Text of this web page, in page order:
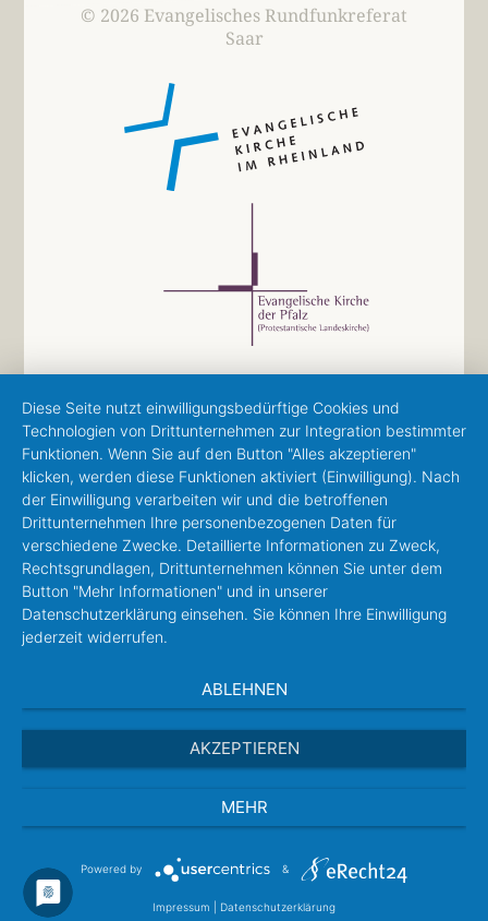
© 2026 Evangelisches Rundfunkreferat
Saar
Diese Seite nutzt einwilligungsbedürftige Cookies und
Technologien von Drittunternehmen zur Integration bestimmter
Funktionen. Wenn Sie auf den Button "Alles akzeptieren"
klicken, werden diese Funktionen aktiviert (Einwilligung). Nach
der Einwilligung verarbeiten wir und die betroffenen
Drittunternehmen Ihre personenbezogenen Daten für
verschiedene Zwecke. Detaillierte Informationen zu Zweck,
Rechtsgrundlagen, Drittunternehmen können Sie unter dem
Button "Mehr Informationen" und in unserer
Datenschutzerklärung einsehen. Sie können Ihre Einwilligung
jederzeit widerrufen.
ABLEHNEN
AKZEPTIEREN
MEHR
Powered by &
Impressum Datenschutzerklärung